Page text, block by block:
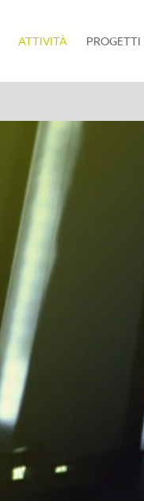
ATTIVITÀ(current)PROGETTI